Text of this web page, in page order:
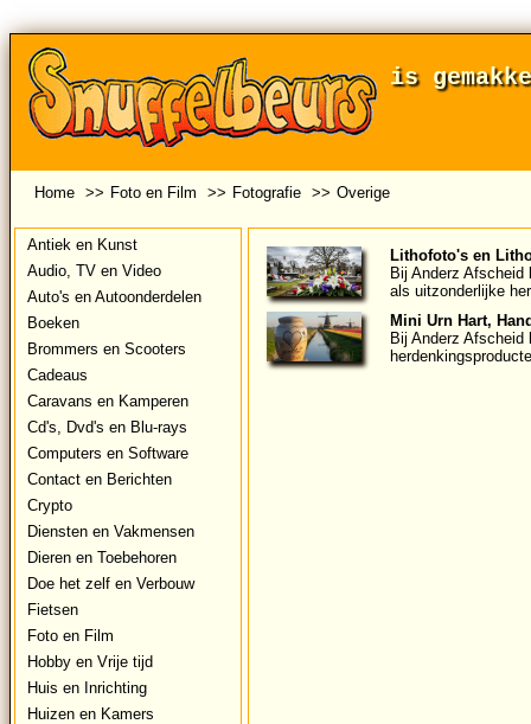
is
Home >> Foto en Film >> Fotografie >> Overige
Antiek en Kunst
Audio, TV en Video
Auto's en Autoonderdelen
Boeken
Brommers en Scooters
Cadeaus
Caravans en Kamperen
Cd's, Dvd's en Blu-rays
Computers en Software
Contact en Berichten
Crypto
Diensten en Vakmensen
Dieren en Toebehoren
Doe het zelf en Verbouw
Fietsen
Foto en Film
Hobby en Vrije tijd
Huis en Inrichting
Huizen en Kamers
Lithofoto's en
Bij Anderz Afscheid
als uitzonderlijke
Mini Urn Hart,
Bij Anderz